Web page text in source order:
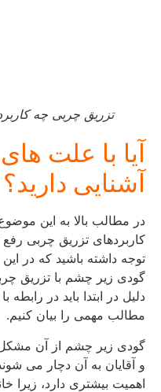
تزریق چربی چه
آیا با علت
آشنایی دارید؟
در مطالب بالا به این موضوع
کاربردهای تزریق چربی
توجه داشته باشید که در این
گودی زیر چشم با تزریق چربی
دلیل در ابتدا باید در رابطه
مطالب مهمی را بیان کنیم.
گودی زیر چشم از آن مشکل
و آقایان به آن دچار می
اهمیت بیشتری دارد، زیرا